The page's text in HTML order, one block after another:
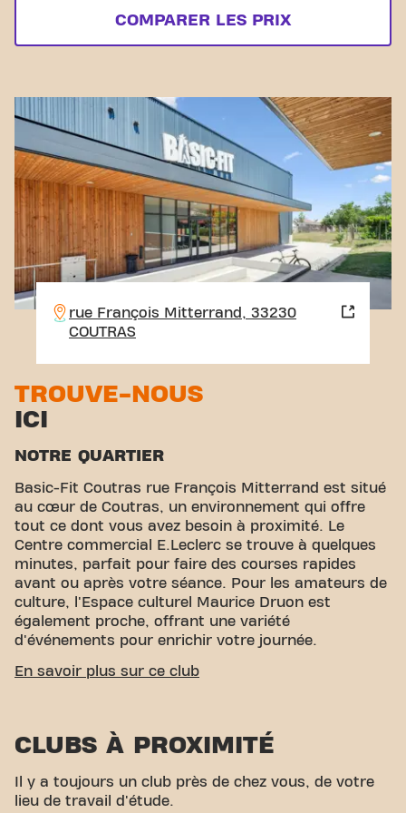
COMPARER LES PRIX
rue François Mitterrand, 33230
COUTRAS
TROUVE-NOUS
ICI
NOTRE QUARTIER
Basic-Fit Coutras rue François Mitterrand est situé
au cœur de Coutras, un environnement qui offre
tout ce dont vous avez besoin à proximité. Le
Centre commercial E.Leclerc se trouve à quelques
minutes, parfait pour faire des courses rapides
avant ou après votre séance. Pour les amateurs de
culture, l'Espace culturel Maurice Druon est
également proche, offrant une variété
d'événements pour enrichir votre journée.
ACCESSIBILITÉ FACILE
Parking:Bien que nous ne disposions pas
sont disponibles à proximité.
Gare:La Gare de Coutras est à une courte
En savoir plus sur ce club
CLUBS À PROXIMITÉ
Il y a toujours un club près de chez vous, de votre
lieu de travail d'étude.